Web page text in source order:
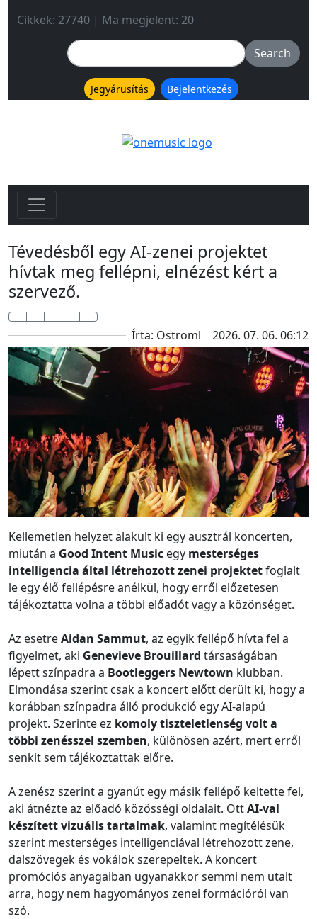
Cikkek: 27740 | Ma megjelent: 20
Jegyárusítás Bejelentkezés
Tévedésből egy AI-zenei projektet
hívtak meg fellépni, elnézést kért a
szervező.
Írta: Ostroml 2026. 07. 06. 06:12
Kellemetlen helyzet alakult ki egy ausztrál koncerten,
miután a Good Intent Music egy mesterséges
intelligencia által létrehozott zenei projektetfoglalt
le egy élő fellépésre anélkül, hogy erről előzetesen
tájékoztatta volna a többi előadót vagy a közönséget.
Az esetreAidan Sammut, az egyik fellépő hívta fel a
figyelmet, aki Genevieve Brouillard társaságában
lépett színpadra a Bootleggers Newtown klubban.
Elmondása szerint csak a koncert előtt derült ki, hogy a
korábban színpadra álló produkció egy AI-alapú
projekt. Szerinte ez komoly tiszteletlenség volt a
többi zenésszel szemben, különösen azért, mert erről
senkit sem tájékoztattak előre.
A zenész szerint a gyanút egy másik fellépő keltette fel,
aki átnézte az előadó közösségi oldalait. OttAI-val
készített vizuális tartalmak, valamint megítélésük
szerint mesterséges intelligenciával létrehozott zene,
dalszövegek és vokálok szerepeltek. A koncert
promóciós anyagaiban ugyanakkor semmi nem utalt
arra, hogy nem hagyományos zenei formációról van
szó.